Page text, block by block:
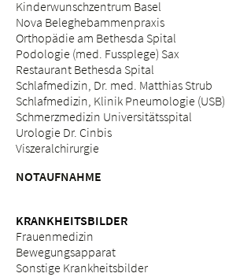
Kinderwunschzentrum Basel
Nova Beleghebammenpraxis
Orthopädie am Bethesda Spital
Podologie (med. Fussplege) Sax
Restaurant Bethesda Spital
Schlafmedizin, Dr. med. Matthias Strub
Schlafmedizin, Klinik Pneumologie (USB)
Schmerzmedizin Universitätsspital
Urologie Dr. Cinbis
Viszeralchirurgie
NOTAUFNAHME
KRANKHEITSBILDER
Frauenmedizin
Bewegungsapparat
Sonstige Krankheitsbilder